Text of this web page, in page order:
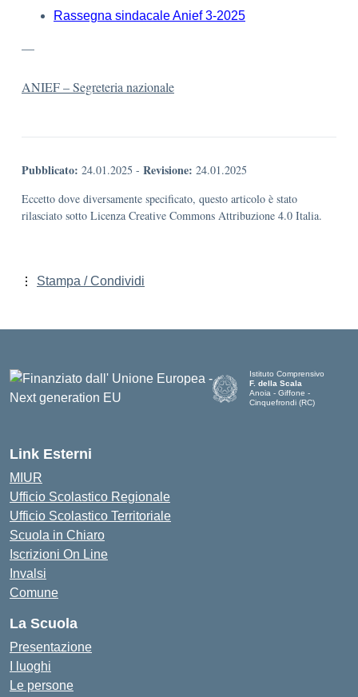
Rassegna sindacale Anief 3-2025
—
ANIEF – Segreteria nazionale
Pubblicato: 24.01.2025 - Revisione: 24.01.2025
Eccetto dove diversamente specificato, questo articolo è stato
rilasciato sotto Licenza Creative Commons Attribuzione 4.0 Italia.
Stampa / Condividi
Istituto Comprensivo
F. della Scala
Anoia - Giffone -
Cinquefrondi (RC)
Link Esterni
MIUR
Ufficio Scolastico Regionale
Ufficio Scolastico Territoriale
Scuola in Chiaro
Iscrizioni On Line
Invalsi
Comune
La Scuola
Presentazione
I luoghi
Le persone